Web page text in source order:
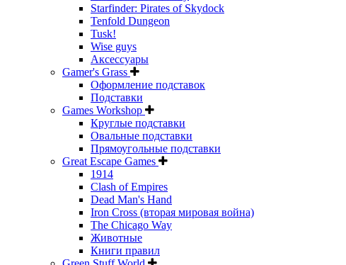
Starfinder: Pirates of Skydock
Tenfold Dungeon
Tusk!
Wise guys
Аксессуары
Gamer's Grass
Оформление подставок
Подставки
Games Workshop
Круглые подставки
Овальные подставки
Прямоугольные подставки
Great Escape Games
1914
Clash of Empires
Dead Man's Hand
Iron Cross (вторая мировая война)
The Chicago Way
Животные
Книги правил